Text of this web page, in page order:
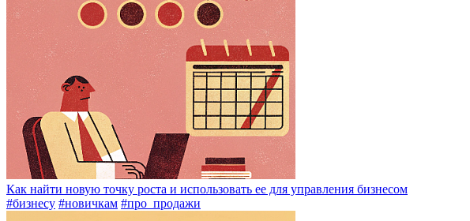
Как найти новую точку роста и использовать ее для управления бизнесом
#бизнесу #новичкам #про_продажи